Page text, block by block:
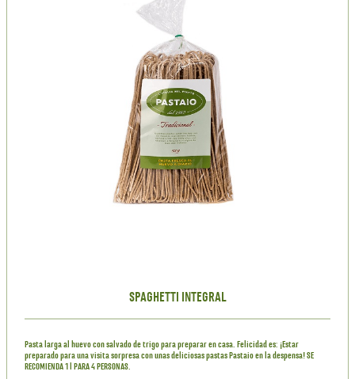
SPAGHETTI INTEGRAL
Pasta larga al huevo con salvado de trigo para preparar en casa. Felicidad es: ¡Estar
preparado para una visita sorpresa con unas deliciosas pastas Pastaio en la despensa! SE
RECOMIENDA 1 l PARA 4 PERSONAS.